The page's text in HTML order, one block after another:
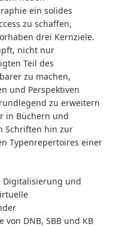
ein solides
zu schaffen,
drei Kernziele.
nicht nur
Teil des
zu machen,
und Perspektiven
zu erweitern
in Büchern und
Schriften hin zur
Typenrepertoires einer
Digitalisierung und
DNB, SBB und KB